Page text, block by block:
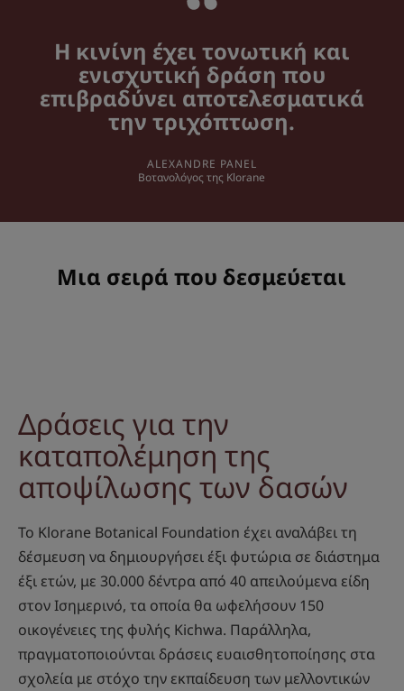
Η κινίνη έχει τονωτική και
ενισχυτική δράση που
επιβραδύνει αποτελεσματικά
την τριχόπτωση.
ALEXANDRE PANEL
Βοτανολόγος της Κlorane
Μια σειρά που δεσμεύεται
Δράσεις για την
καταπολέμηση της
αποψίλωσης των δασών
Το Klorane Botanical Foundation έχει αναλάβει τη
δέσμευση να δημιουργήσει έξι φυτώρια σε διάστημα
έξι ετών, με 30.000 δέντρα από 40 απειλούμενα είδη
στον Ισημερινό, τα οποία θα ωφελήσουν 150
οικογένειες της φυλής Kichwa. Παράλληλα,
πραγματοποιούνται δράσεις ευαισθητοποίησης στα
σχολεία με στόχο την εκπαίδευση των μελλοντικών